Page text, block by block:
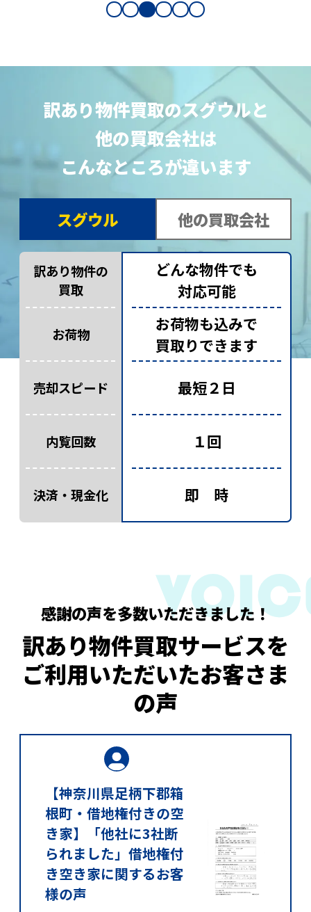
訳あり物件買取のスグウルと
他の買取会社は
こんなところが違います
スグウル 他の買取会社
訳あり物件の
買取
お荷物
売却スピード
内覧回数
決済・現金化
どんな物件でも
対応可能
お荷物も込みで
買取りできます
最短２日
１回
即 時
感謝の声を多数いただきました！
訳あり物件買取サービスを
ご利用いただいたお客さま
の声
【神奈川県足柄下郡箱
根町・借地権付きの空
き家】「他社に3社断
られました」借地権付
き空き家に関するお客
様の声